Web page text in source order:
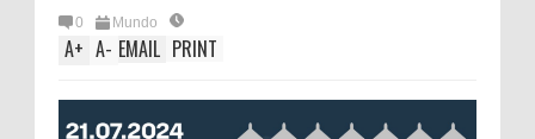
0 Mundo
A+ A- EMAIL PRINT